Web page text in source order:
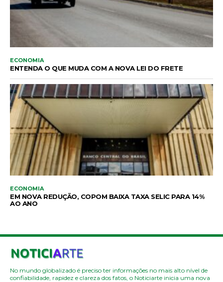
ECONOMIA
ENTENDA O QUE MUDA COM A NOVA LEI DO FRETE
ECONOMIA
EM NOVA REDUÇÃO, COPOM BAIXA TAXA SELIC PARA 14%
AO ANO
No mundo globalizado é preciso ter informações no mais alto nível de
confiabilidade, rapidez e clareza dos fatos, o Noticiarte inicia uma nova